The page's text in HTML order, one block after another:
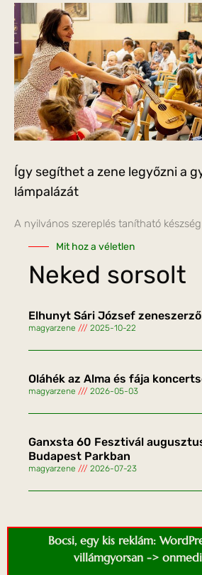
Így segíthet a zene legyőzni a
lámpalázát
A nyilvános szereplés tanítható készség
Mit hoz a véletlen
Neked sorsolt
Elhunyt Sári József zeneszerző
magyarzene 2025-10-22
Oláhék az Alma és fája
magyarzene 2026-05-03
Ganxsta 60 Fesztivál
Budapest Parkban
magyarzene 2026-07-23
Bocsi, egy kis reklám:
villámgyorsan ->